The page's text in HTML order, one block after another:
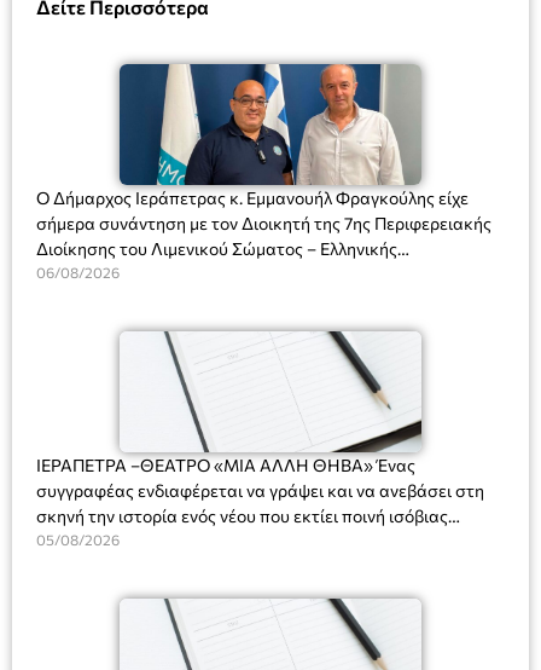
Δείτε Περισσότερα
Ο Δήμαρχος Ιεράπετρας κ. Εμμανουήλ Φραγκούλης είχε
σήμερα συνάντηση με τον Διοικητή της 7ης Περιφερειακής
Διοίκησης του Λιμενικού Σώματος – Ελληνικής
Ακτοφυλακής (Λ.Σ.-ΕΛ.ΑΚΤ.), Αρχιπλοίαρχο Λ.Σ. κ. Ιωάννη
06/08/2026
ΙΕΡΑΠΕΤΡΑ –ΘΕΑΤΡΟ «ΜΙΑ ΑΛΛΗ ΘΗΒΑ» Ένας
συγγραφέας ενδιαφέρεται να γράψει και να ανεβάσει στη
σκηνή την ιστορία ενός νέου που εκτίει ποινή ισόβιας
κάθειρξης για πατροκτονία. Ένα πολυβραβευμένο έργο για
ασθένεια, τον ερωτισμό. Ένα έργο αινιγματικό, συγκινητικό,
όσο και διασκεδαστικό. Ο διακεκριμένος σκηνοθέτης
Βαγγέλης Θεοδωρόπουλος ανέδειξε το πολυεπίπεδο αυτό
05/08/2026